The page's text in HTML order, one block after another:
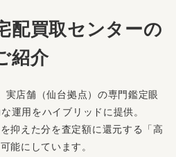
配買取センターの
紹介
実店舗（仙台拠点）の専門鑑定眼
運用をハイブリッドに提供。
抑えた分を査定額に還元する「高
能にしています。